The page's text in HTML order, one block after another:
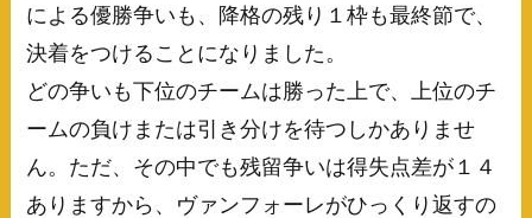
による優勝争いも、降格の残り１枠も最終節で、
決着をつけることになりました。
どの争いも下位のチームは勝った上で、上位のチ
ームの負けまたは引き分けを待つしかありませ
ん。ただ、その中でも残留争いは得失点差が１４
ありますから、ヴァンフォーレがひっくり返すの